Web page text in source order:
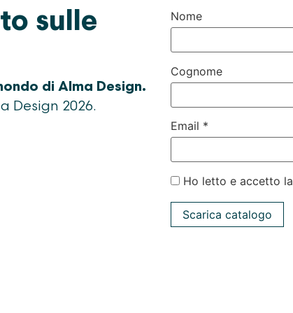
sulle
di Alma Design.
Design 2026.
Nome
Cognome
Email *
Ho letto e accetto la